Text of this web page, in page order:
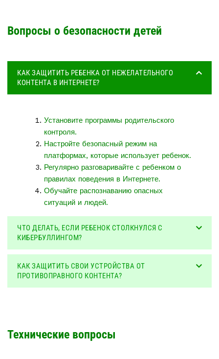
Вопросы о безопасности детей
КАК ЗАЩИТИТЬ РЕБЕНКА ОТ НЕЖЕЛАТЕЛЬНОГО
КОНТЕНТА В ИНТЕРНЕТЕ?
Установите программы родительского
контроля.
Настройте безопасный режим на
платформах, которые использует ребенок.
Регулярно разговаривайте с ребенком о
правилах поведения в Интернете.
Обучайте распознаванию опасных
ситуаций и людей.
ЧТО ДЕЛАТЬ, ЕСЛИ РЕБЕНОК СТОЛКНУЛСЯ С
КИБЕРБУЛЛИНГОМ?
КАК ЗАЩИТИТЬ СВОИ УСТРОЙСТВА ОТ
ПРОТИВОПРАВНОГО КОНТЕНТА?
Технические вопросы